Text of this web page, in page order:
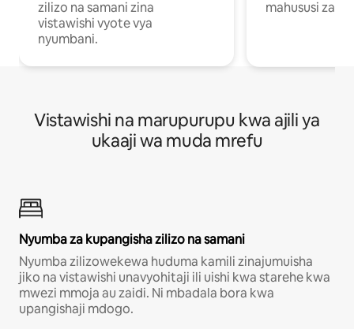
zilizo na samani zina
vistawishi vyote vya
nyumbani.
mahususi za
Vistawishi na marupurupu kwa ajili ya
ukaaji wa muda mrefu
Nyumba za kupangisha zilizo na samani
Nyumba zilizowekewa huduma kamili zinajumuisha
jiko na vistawishi unavyohitaji ili uishi kwa starehe kwa
mwezi mmoja au zaidi. Ni mbadala bora kwa
upangishaji mdogo.